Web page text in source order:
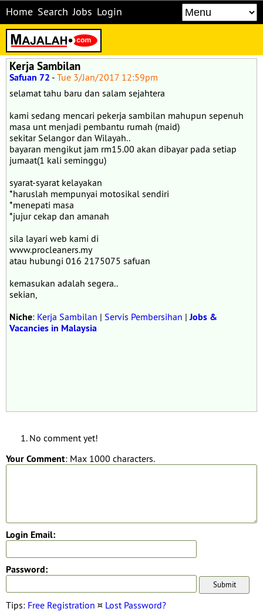
Home Search Jobs Login
Kerja Sambilan
Safuan 72 - Tue 3/Jan/2017 12:59pm
selamat tahu baru dan salam sejahtera
kami sedang mencari pekerja sambilan mahupun sepenuh
masa unt menjadi pembantu rumah (maid)
sekitar Selangor dan Wilayah..
bayaran mengikut jam rm15.00 akan dibayar pada setiap
jumaat(1 kali seminggu)
syarat-syarat kelayakan
*haruslah mempunyai motosikal sendiri
*menepati masa
*jujur cekap dan amanah
sila layari web kami di
www.procleaners.my
atau hubungi 016 2175075 safuan
kemasukan adalah segera..
sekian,
Niche: Kerja Sambilan | Servis Pembersihan |Jobs &
Vacancies in Malaysia
No comment yet!
Your Comment: Max 1000 characters.
Login Email:
Password:
Tips: Free Registration ¤ Lost Password?